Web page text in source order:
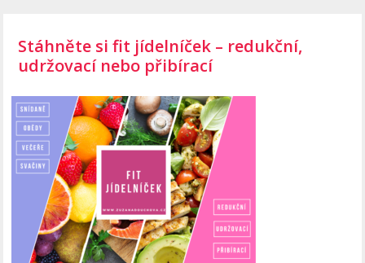
Stáhněte si fit jídelníček – redukční,
udržovací nebo přibírací